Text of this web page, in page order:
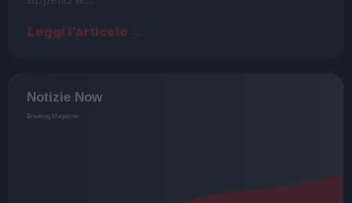
Leggi l’articolo →